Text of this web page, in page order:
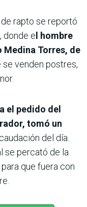
rapto se reportó
donde el hombre
Torres, de
se venden postres,
el pedido del
tomó un
del día.
se percató de la
que fuera con